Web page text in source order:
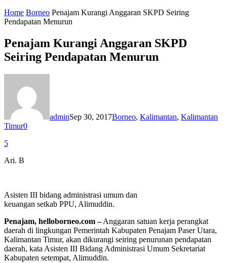
Home Borneo Penajam Kurangi Anggaran SKPD Seiring
Pendapatan Menurun
Penajam Kurangi Anggaran SKPD
Seiring Pendapatan Menurun
adminSep 30, 2017Borneo, Kalimantan, Kalimantan
Timur0
5
Ari. B
Asisten III bidang administrasi umum dan
keuangan setkab PPU, Alimuddin.
Penajam, helloborneo.com –Anggaran satuan kerja perangkat
daerah di lingkungan Pemerintah Kabupaten Penajam Paser Utara,
Kalimantan Timur, akan dikurangi seiring penurunan pendapatan
daerah, kata Asisten III Bidang Administrasi Umum Sekretariat
Kabupaten setempat, Alimuddin.